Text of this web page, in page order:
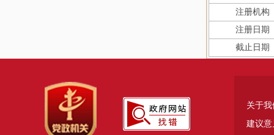
注册机构
注册日期
截止日期
关于我
建议意